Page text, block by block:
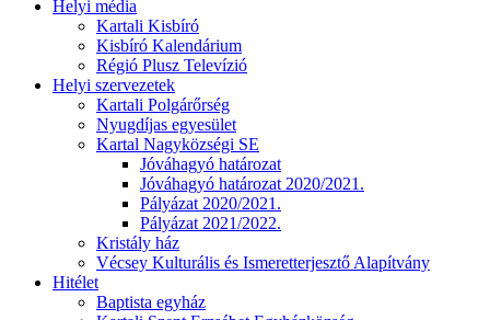
Helyi média
Kartali Kisbíró
Kisbíró Kalendárium
Régió Plusz Televízió
Helyi szervezetek
Kartali Polgárőrség
Nyugdíjas egyesület
Kartal Nagyközségi SE
Jóváhagyó határozat
Jóváhagyó határozat 2020/2021.
Pályázat 2020/2021.
Pályázat 2021/2022.
Kristály ház
Vécsey Kulturális és Ismeretterjesztő Alapítvány
Hitélet
Baptista egyház